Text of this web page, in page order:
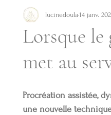
recettes
Spiritualité,
Lorsque le
met au
lucinedoula14 janv.
Procréation assistée,
une nouvelle